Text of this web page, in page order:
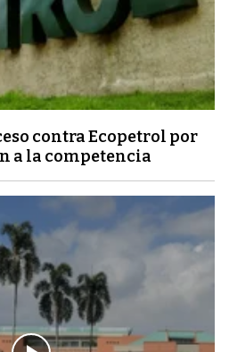
contra Ecopetrol por
a la competencia